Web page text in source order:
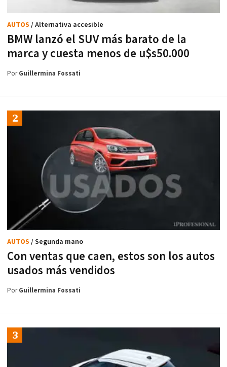
BMW lanzó el SUV más barato de la
marca y cuesta menos de u$s50.000
AUTOS / Alternativa accesible
PorGuillermina Fossati
Con ventas que caen, estos son los autos
usados más vendidos
AUTOS / Segunda mano
PorGuillermina Fossati